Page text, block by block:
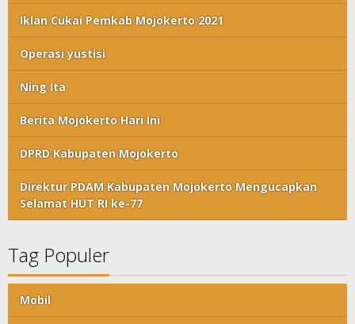
Iklan Cukai Pemkab Mojokerto 2021
Operasi yustisi
Ning Ita
Berita Mojokerto Hari Ini
DPRD Kabupaten Mojokerto
Direktur PDAM Kabupaten Mojokerto Mengucapkan
Selamat HUT RI ke-77
Tag Populer
Mobil